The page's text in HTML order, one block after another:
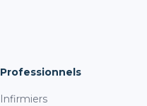
Professionnels
Infirmiers